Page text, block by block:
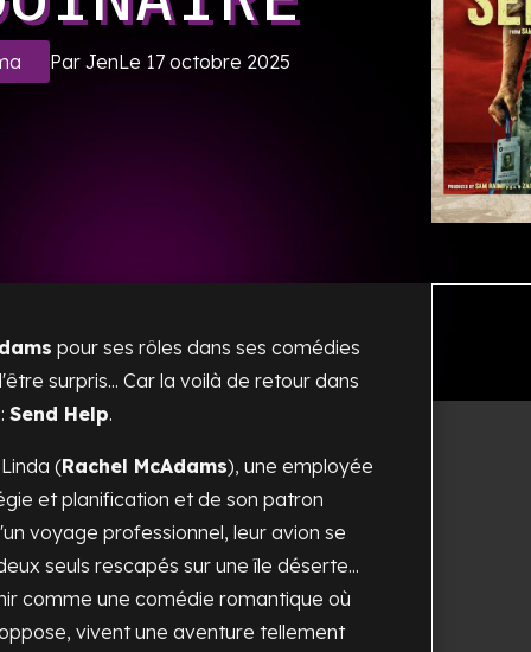
Par JenLe 17 octobre 2025
pour ses rôles dans ses comédies
surpris... Car la voilà de retour dans
Send Help.
(Rachel McAdams), une employée
et planification et de son patron
voyage professionnel, leur avion se
seuls rescapés sur une île déserte...
comme une comédie romantique où
vivent une aventure tellement